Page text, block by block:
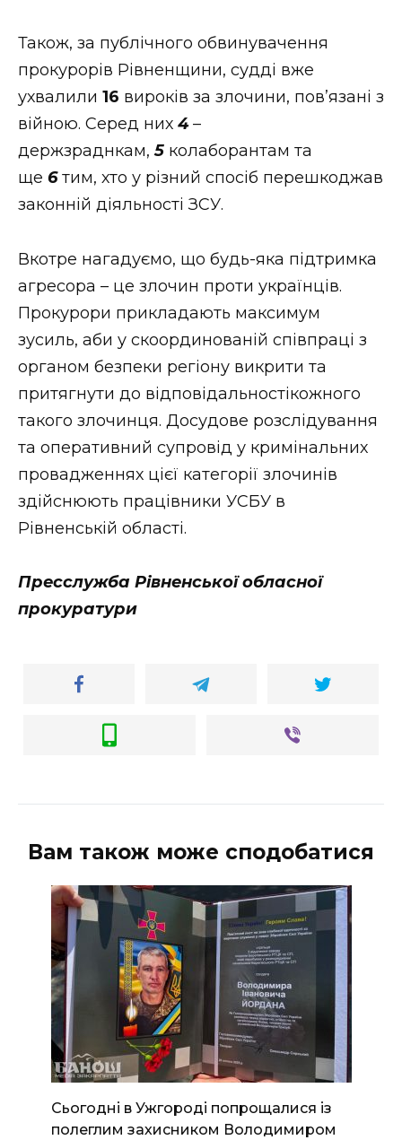
Також, за публічного обвинувачення
прокурорів Рівненщини, судді вже
ухвалили 16 вироків за злочини, пов’язані з
війною. Серед них 4–
держзраднкам,5 колаборантам та
ще 6тим, хто у різний спосіб перешкоджав
законній діяльності ЗСУ.
Вкотре нагадуємо, що будь-яка підтримка
агресора – це злочин проти українців.
Прокурори прикладають максимум
зусиль, аби у скоординованій співпраці з
органом безпеки регіону викрити та
притягнути до відповідальностікожного
такого злочинця. Досудове розслідування
та оперативний супровід у кримінальних
провадженнях цієї категорії злочинів
здійснюють працівники УСБУ в
Рівненській області.
Пресслужба Рівненської обласної
прокуратури
Вам також може сподобатися
Сьогодні в Ужгороді попрощалися із
полеглим захисником Володимиром